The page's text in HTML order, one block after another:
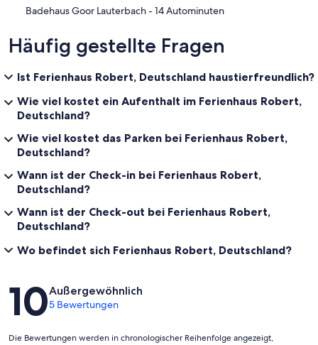
‪Badehaus Goor Lauterbach - ‬14 Autominuten
Häufig gestellte Fragen
Ist Ferienhaus Robert, Deutschland haustierfreundlich?
Wie viel kostet ein Aufenthalt im Ferienhaus Robert,
Deutschland?
Wie viel kostet das Parken bei Ferienhaus Robert,
Deutschland?
Wann ist der Check-in bei Ferienhaus Robert,
Deutschland?
Wann ist der Check-out bei Ferienhaus Robert,
Deutschland?
Wo befindet sich Ferienhaus Robert, Deutschland?
Bewertungen
10Außergewöhnlich
5 Bewertungen
Die Bewertungen werden in chronologischer Reihenfolge angezeigt,